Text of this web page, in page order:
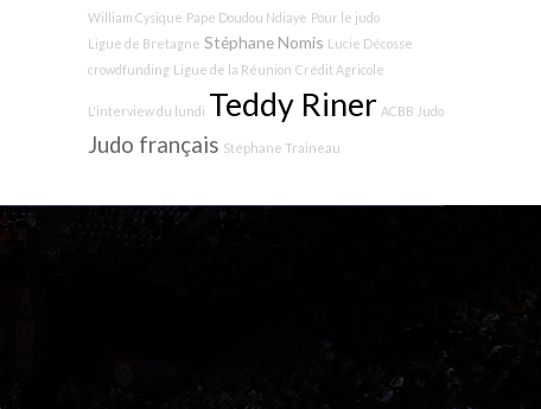
William Cysique Pape Doudou Ndiaye Pour le judo
Ligue de Bretagne Stéphane Nomis Lucie Décosse
crowdfunding Ligue de la Réunion Crédit Agricole
L'interview du lundi Teddy Riner ACBB Judo
Judo français Stéphane Traineau